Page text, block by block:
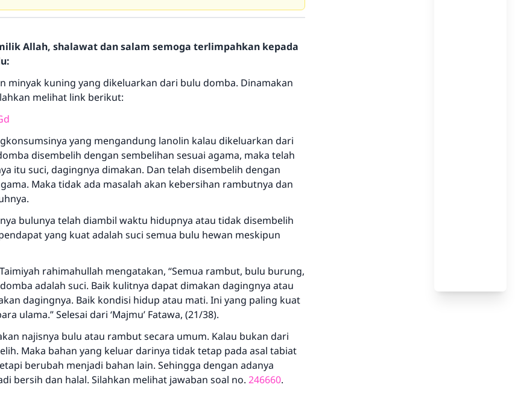
Allah, shalawat dan salam semoga terlimpahkan kepada
minyak kuning yang dikeluarkan dari bulu domba. Dinamakan
melihat link berikut:
yang mengandung lanolin kalau dikeluarkan dari
disembelih dengan sembelihan sesuai agama, maka telah
itu suci, dagingnya dimakan. Dan telah disembelih dengan
Maka tidak ada masalah akan kebersihan rambutnya dan
bulunya telah diambil waktu hidupnya atau tidak disembelih
yang kuat adalah suci semua bulu hewan meskipun
rahimahullah mengatakan, “Semua rambut, bulu burung,
adalah suci. Baik kulitnya dapat dimakan dagingnya atau
dagingnya. Baik kondisi hidup atau mati. Ini yang paling kuat
ulama.” Selesai dari ‘Majmu’ Fatawa, (21/38).
najisnya bulu atau rambut secara umum. Kalau bukan dari
Maka bahan yang keluar darinya tidak tetap pada asal tabiat
berubah menjadi bahan lain. Sehingga dengan adanya
bersih dan halal. Silahkan melihat jawaban soal no. 246660.
no. 110845 menyelamatkan
kami dalam memberikan jawaban untuk umat
Rasulullah ﷺ bersabda
yang menunjukkan suatu kebaikan, meka dia akan
melakukannya"
MUSLIM, 1893